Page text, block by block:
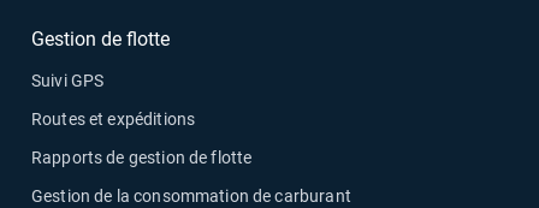
Gestion de flotte
Suivi GPS
Routes et expéditions
Rapports de gestion de flotte
Gestion de la consommation de carburant